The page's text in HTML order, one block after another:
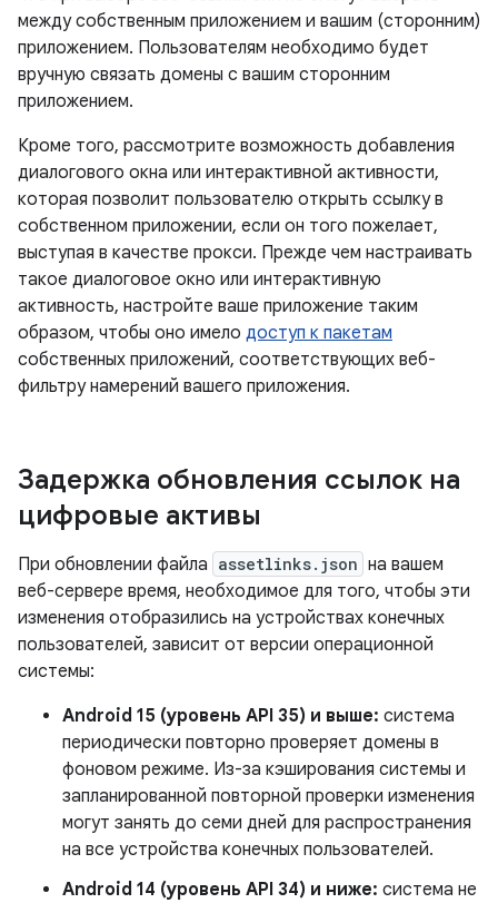
между собственным приложением и вашим (сторонним)
приложением. Пользователям необходимо будет
вручную связать домены с вашим сторонним
приложением.
Кроме того, рассмотрите возможность добавления
диалогового окна или интерактивной активности,
которая позволит пользователю открыть ссылку в
собственном приложении, если он того пожелает,
выступая в качестве прокси. Прежде чем настраивать
такое диалоговое окно или интерактивную
активность, настройте ваше приложение таким
образом, чтобы оно имело доступ к пакетам
собственных приложений, соответствующих веб-
фильтру намерений вашего приложения.
Задержка обновления ссылок на
цифровые активы
При обновлении файла assetlinks.json на вашем
веб-сервере время, необходимое для того, чтобы эти
изменения отобразились на устройствах конечных
пользователей, зависит от версии операционной
системы:
Android 15 (уровень API 35) и выше: система
периодически повторно проверяет домены в
фоновом режиме. Из-за кэширования системы и
запланированной повторной проверки изменения
могут занять до семи дней для распространения
на все устройства конечных пользователей.
Android 14 (уровень API 34) и ниже: система не